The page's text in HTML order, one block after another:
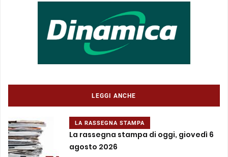
LEGGI ANCHE
LA RASSEGNA STAMPA
La rassegna stampa di oggi, giovedì 6
agosto 2026